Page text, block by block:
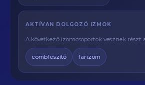
AKTÍVAN DOLGOZÓ IZMOK
A következő izomcsoportok vesznek részt
combfeszítő farizom